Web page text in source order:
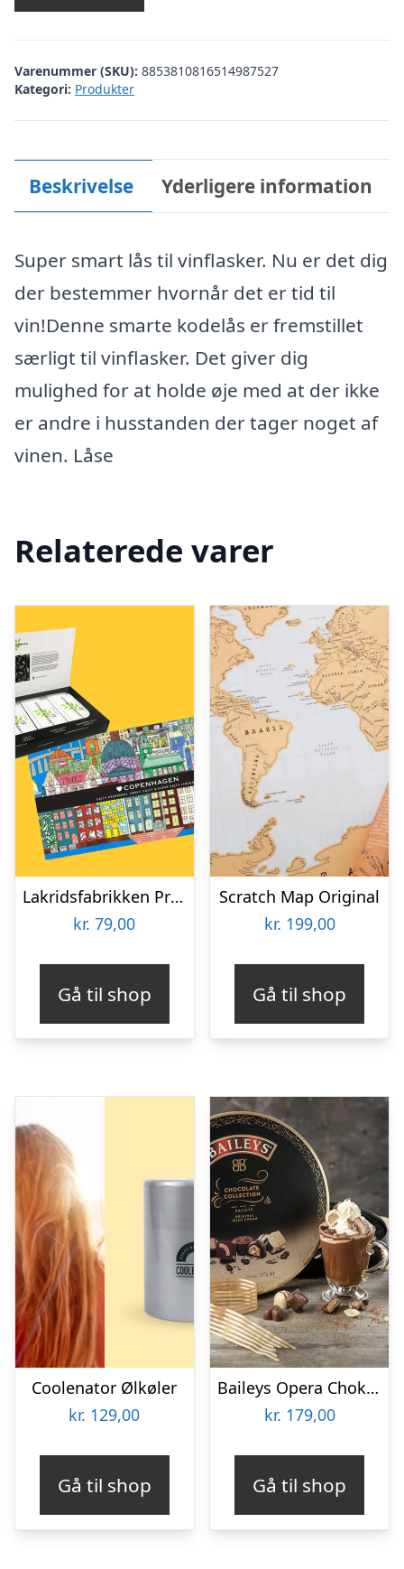
Varenummer (SKU): 8853810816514987527
Kategori: Produkter
Beskrivelse Yderligere information
Super smart lås til vinflasker. Nu er det dig
der bestemmer hvornår det er tid til
vin!Denne smarte kodelås er fremstillet
særligt til vinflasker. Det giver dig
mulighed for at holde øje med at der ikke
er andre i husstanden der tager noget af
vinen. Låse
Relaterede varer
Lakridsfabrikken Premiumlakrids – Copenhagen
kr. 79,00
Gå til shop
Scratch Map Original
kr. 199,00
Gå til shop
Coolenator Ølkøler
kr. 129,00
Gå til shop
Baileys Opera Chokoladeæske
kr. 179,00
Gå til shop